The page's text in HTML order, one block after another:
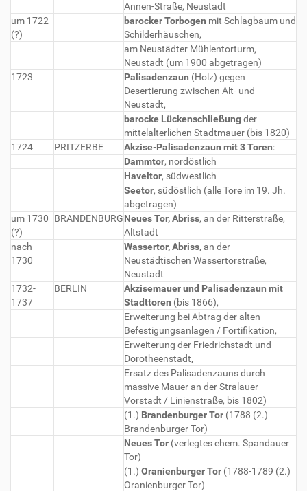
Annen-Straße, Neustadt
um 1722
(?)
barocker Torbogen mit Schlagbaum und
Schilderhäuschen,
am Neustädter Mühlentorturm,
Neustadt (um 1900 abgetragen)
1723
Palisadenzaun (Holz) gegen
Desertierung zwischen Alt- und
Neustadt,
barocke Lückenschließungder
mittelalterlichen Stadtmauer (bis 1820)
1724
PRITZERBE Akzise-Palisadenzaun mit 3 Toren:
Dammtor, nordöstlich
Haveltor, südwestlich
Seetor, südöstlich (alle Tore im 19. Jh.
abgetragen)
um 1730
(?)
BRANDENBURGNeues Tor, Abriss, an der Ritterstraße,
Altstadt
nach
1730
Wassertor, Abriss, an der
Neustädtischen Wassertorstraße,
Neustadt
1732-
1737
BERLIN
Akzisemauer und Palisadenzaun mit
Stadttoren (bis 1866),
Erweiterung bei Abtrag der alten
Befestigungsanlagen / Fortifikation,
Erweiterung der Friedrichstadt und
Dorotheenstadt,
Ersatz des Palisadenzauns durch
massive Mauer an der Stralauer
Vorstadt / Linienstraße, bis 1802)
(1.) Brandenburger Tor (1788 (2.)
Brandenburger Tor)
Neues Tor (verlegtes ehem. Spandauer
Tor)
(1.) Oranienburger Tor (1788-1789 (2.)
Oranienburger Tor)